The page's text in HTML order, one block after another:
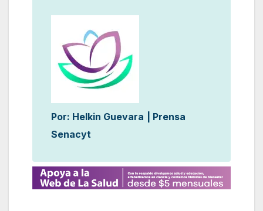
Por: Helkin Guevara
| Prensa
Senacyt